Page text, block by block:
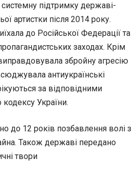
системну підтримку державі-
артистки після 2014 року.
до Російської Федерації та
заходах. Крім
збройну агресію
антиукраїнські
за відповідними
України.
до 12 років позбавлення волі з
Також державі передано
твори